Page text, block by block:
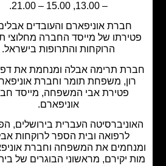
חברת אוניפארם והעובדים אבלים על
של מייסד החברה מחלוצי תעשיית
הרוקחות והתרופות בישראל.
תרימה אבלה ומנחמת את דפנה, גיל,
משפחת תומר וחברת אוניפארם על
פטירת אבי המשפחה, מייסד חברת
אוניפארם.
העברית בירושלים, הפקולטה
לרפואה ובית הספר לרוקחות אבלים
את המשפחה וחברת אוניפארם על
יקירם, מראשוני הבוגרים של בית הספר